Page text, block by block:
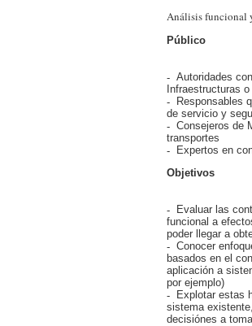
Análisis funcional
Público
Autoridades
Infraestructuras
Responsables
de servicio y
Consejeros de
transportes
Expertos en
Objetivos
Evaluar las
funcional a
poder llegar a
Conocer
basados en el
aplicación a
por ejemplo)
Explotar estas
sistema
decisiónes a